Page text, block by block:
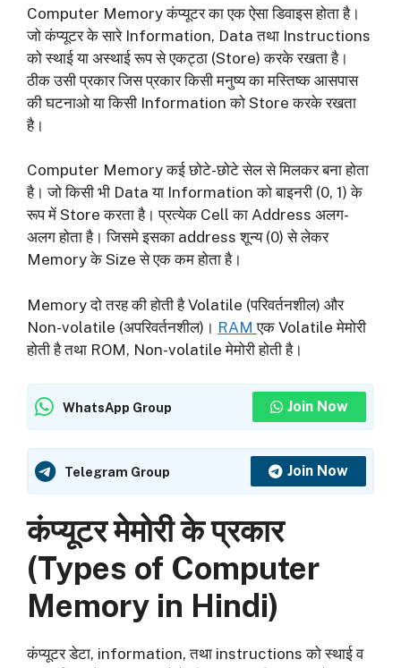
Computer Memory कंप्यूटर का एक ऐसा डिवाइस होता है।
जो कंप्यूटर के सारे Information, Data तथा Instructions
को स्थाई या अस्थाई रूप से एकट्ठा (Store) करके रखता है।
ठीक उसी प्रकार जिस प्रकार किसी मनुष्य का मस्तिष्क आसपास
की घटनाओ या किसी Information को Store करके रखता
है।
Computer Memory कई छोटे-छोटे सेल से मिलकर बना होता
है। जो किसी भी Data या Information को बाइनरी (0, 1) के
रूप में Store करता है। प्रत्येक Cell का Address अलग-
अलग होता है। जिसमे इसका address शून्य (0) से लेकर
Memory के Size से एक कम होता है।
Memory दो तरह की होती है Volatile (परिवर्तनशील) और
Non-volatile (अपरिवर्तनशील)। RAMएक Volatile मेमोरी
होती है तथा ROM, Non-volatile मेमोरी होती है।
WhatsApp Group Join Now
Telegram Group Join Now
कंप्यूटर मेमोरी के प्रकार
(Types of Computer
Memory in Hindi)
कंप्यूटर डेटा, information, तथा instructions को स्थाई व